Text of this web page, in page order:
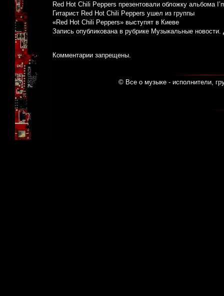
Red Hot Chili Peppers презентовали обложку альбома
Гитарист Red Hot Chili Peppers ушел из группы
«Red Hot Chili Peppers» выступят в Киеве
Запись опубликована в рубрике Музыкальные новости.
Комментарии запрещены.
© Все о музыке - исполнители,